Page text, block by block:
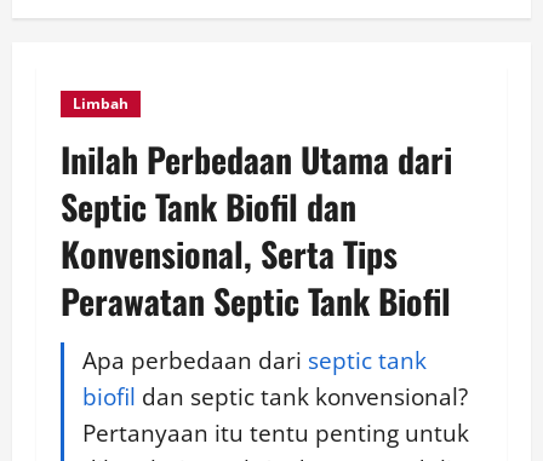
Limbah
Inilah Perbedaan Utama dari
Septic Tank Biofil dan
Konvensional, Serta Tips
Perawatan Septic Tank Biofil
Apa perbedaan dari septic tank
biofil dan septic tank konvensional?
Pertanyaan itu tentu penting untuk